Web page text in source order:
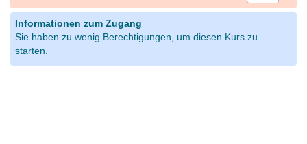
Informationen zum Zugang
Sie haben zu wenig Berechtigungen, um diesen Kurs zu
starten.